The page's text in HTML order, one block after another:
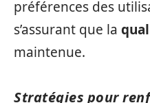
préférences des
s’assurant que la
maintenue.
Stratégies pour